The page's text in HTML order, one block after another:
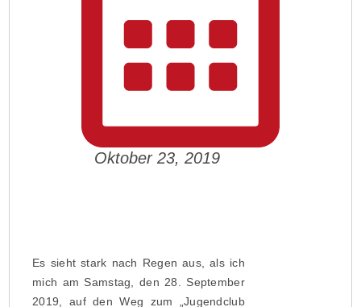
Oktober 23, 2019
Es sieht stark nach Regen aus, als ich
mich am Samstag, den 28. September
2019, auf den Weg zum „Jugendclub